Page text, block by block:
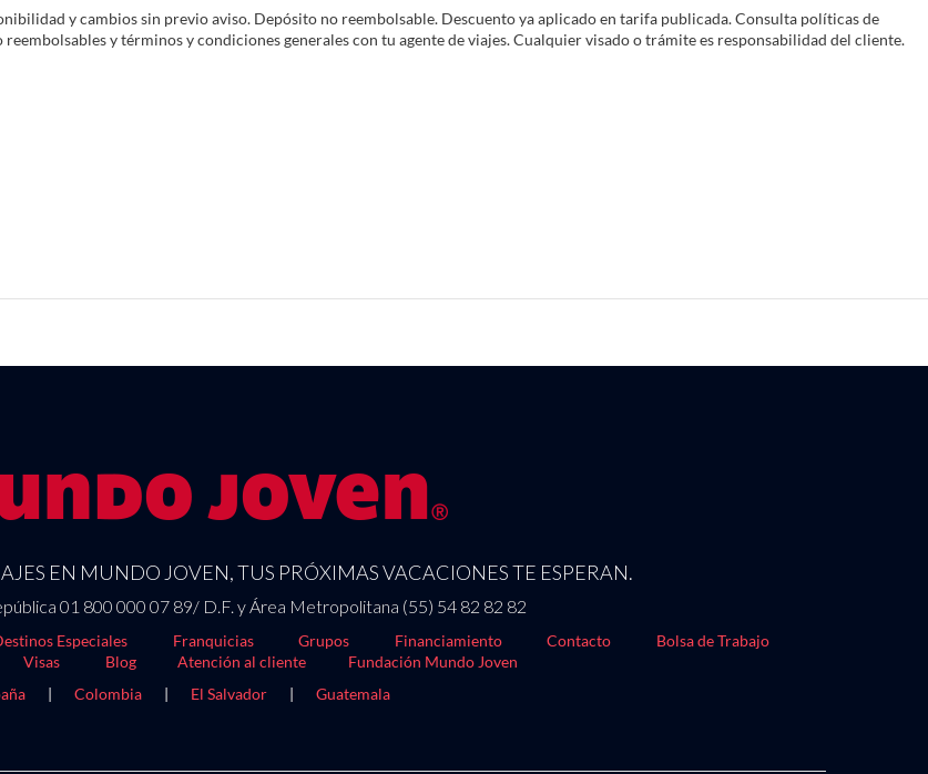
y cambios sin previo aviso. Depósito no reembolsable. Descuento ya aplicado en tarifa publicada. Consulta políticas de
y términos y condiciones generales con tu agente de viajes. Cualquier visado o trámite es responsabilidad del cliente.
EN MUNDO JOVEN, TUS PRÓXIMAS VACACIONES TE ESPERAN.
01 800 000 07 89/ D.F. y Área Metropolitana (55) 54 82 82 82
Especiales Franquicias Grupos Financiamiento Contacto
Bolsa de Trabajo
Visas Blog Atención al cliente
Fundación Mundo Joven
| Colombia | El Salvador | Guatemala